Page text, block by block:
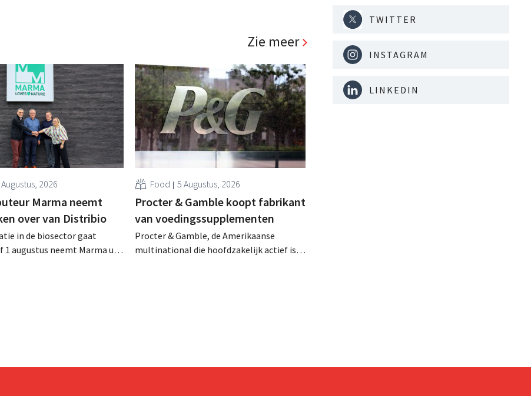
winkelformule die zich uitsluitend richt op
Zie meer
2026
Marma neemt
over van Distribio
in de biosector gaat
1 augustus neemt Marma uit
Food 5 Augustus, 2026
Procter & Gamble koopt fabrikant
van voedingssupplementen
Procter & Gamble, de Amerikaanse
multinational die hoofdzakelijk actief is in
TWITTER
INSTAGRAM
LINKEDIN